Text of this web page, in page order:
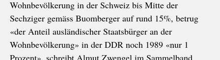
Wohnbevölkerung in der Schweiz bis Mitte der
Sechziger gemäss Buomberger auf rund 15%, betrug
«der Anteil ausländischer Staatsbürger an der
Wohnbevölkerung» in der DDR noch 1989 «nur 1